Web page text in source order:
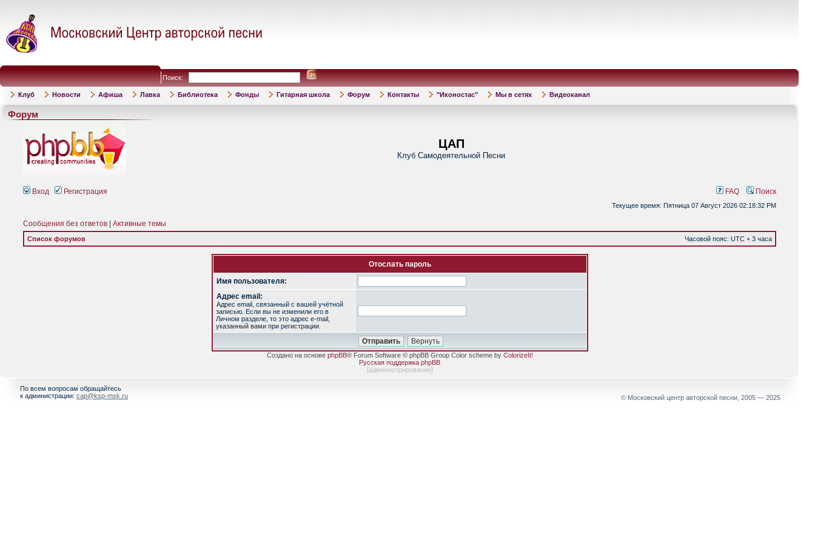
Поиск:
Клуб Новости Афиша Лавка Библиотека Фонды Гитарная школа Форум Контакты "Иконостас" Мы в сетях Видеоканал
Форум
ЦАП
Клуб Самодеятельной Песни
Вход Регистрация FAQ Поиск
Текущее время: Пятница 07 Август 2026 02:18:32 PM
Сообщения без ответов Активные темы
Список форумов Часовой пояс: UTC + 3 часа
Отослать пароль
Имя пользователя:
Адрес email:
Адрес email, связанный с вашей учётной
записью. Если вы не изменили его в
Личном разделе, то это адрес e-mail,
указанный вами при регистрации.
Создано на основе phpBB® Forum Software © phpBB Group Color scheme by ColorizeIt!
Русская поддержка phpBB
[администрирование]
По всем вопросам обращайтесь
к администрации: cap@ksp-msk.ru © Московский центр авторской песни, 2005 — 2025